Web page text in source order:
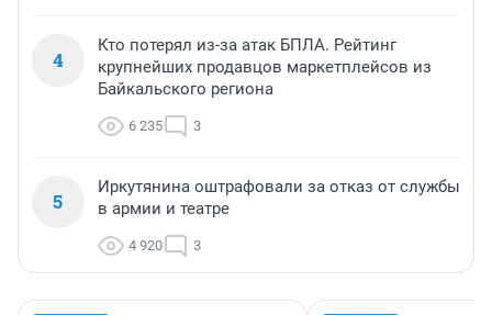
4
Кто потерял из-за атак БПЛА. Рейтинг
крупнейших продавцов маркетплейсов из
Байкальского региона
6 235 3
5
Иркутянина оштрафовали за отказ от службы
в армии и театре
4 920 3